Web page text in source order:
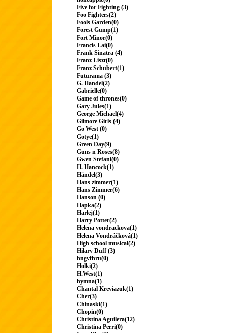
Five for Fighting (3)
Foo Fighters(2)
Fools Garden(0)
Forest Gump(1)
Fort Minor(0)
Francis Lai(0)
Frank Sinatra (4)
Franz Liszt(0)
Franz Schubert(1)
Futurama (3)
G. Handel(2)
Gabrielle(0)
Game of thrones(0)
Gary Jules(1)
George Michael(4)
Gilmore Girls (4)
Go West (0)
Gotye(1)
Green Day(9)
Guns n Roses(8)
Gwen Stefani(0)
H. Hancock(1)
Händel(3)
Hans zimmer(1)
Hans Zimmer(6)
Hanson (0)
Hapka(2)
Harlej(1)
Harry Potter(2)
Helena vondrackova(1)
Helena Vondráčková(1)
High school musical(2)
Hilary Duff (3)
hngvfhru(0)
Holki(2)
H.West(1)
hymna(1)
Chantal Kreviazuk(1)
Cher(3)
Chinaski(1)
Chopin(0)
Christina Aguilera(12)
Christina Perri(0)